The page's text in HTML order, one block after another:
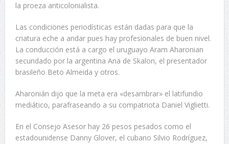
la proeza anticolonialista.
Las condiciones periodísticas están dadas para que la
criatura eche a andar pues hay profesionales de buen nivel.
La conducción está a cargo el uruguayo Aram Aharonian
secundado por la argentina Ana de Skalon, el presentador
brasileño Beto Almeida y otros.
Aharonián dijo que la meta era «desambrar» el latifundio
mediático, parafraseando a su compatriota Daniel Viglietti.
En el Consejo Asesor hay 26 pesos pesados como el
estadounidense Danny Glover, el cubano Silvio Rodríguez,